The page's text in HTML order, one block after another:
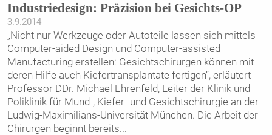
Industriedesign: Präzision bei Gesichts-OP
3.9.2014
„Nicht nur Werkzeuge oder Autoteile lassen sich mittels
Computer-aided Design und Computer-assisted
Manufacturing erstellen: Gesichtschirurgen können mit
deren Hilfe auch Kiefertransplantate fertigen“, erläutert
Professor DDr. Michael Ehrenfeld, Leiter der Klinik und
Poliklinik für Mund-, Kiefer- und Gesichtschirurgie an der
Ludwig-Maximilians-Universität München. Die Arbeit der
Chirurgen beginnt bereits...